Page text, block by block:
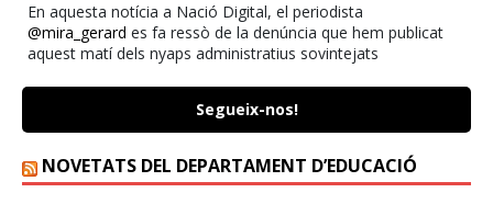
En aquesta notícia a Nació Digital, el periodista
@mira_gerard es fa ressò de la denúncia que hem publicat
aquest matí dels nyaps administratius sovintejats
@naciodigital
educativa pateix "caos administratiu" després d'una
Segueix-nos!
NOVETATS DEL DEPARTAMENT D’EDUCACIÓ